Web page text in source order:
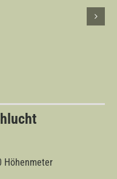
Höhenmeter